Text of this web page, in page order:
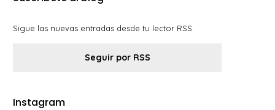
Sigue las nuevas entradas desde tu lector RSS.
Seguir por RSS
Instagram